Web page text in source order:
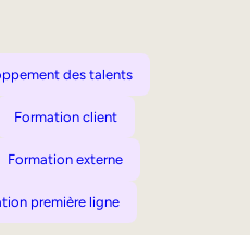
des talents
Formation client
Formation externe
première ligne